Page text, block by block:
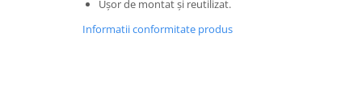
taiat,accesorii pentru gaurit si
Ușor de montat și reutilizat.
Informatii conformitate produs